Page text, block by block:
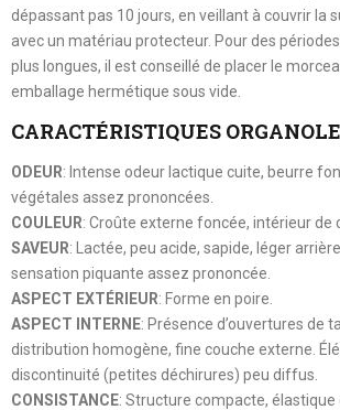
dépassant pas 10 jours, en veillant à couvrir la
avec un matériau protecteur. Pour des
plus longues, il est conseillé de placer le
emballage hermétique sous vide.
CARACTÉRISTIQUES
ODEUR: Intense odeur lactique cuite, beurre
végétales assez prononcées.
COULEUR: Croûte externe foncée, intérieur de
SAVEUR: Lactée, peu acide, sapide, léger
sensation piquante assez prononcée.
ASPECT EXTÉRIEUR: Forme en poire.
ASPECT INTERNE: Présence d’ouvertures de
distribution homogène, fine couche externe.
discontinuité (petites déchirures) peu diffus.
CONSISTANCE: Structure compacte, élastique